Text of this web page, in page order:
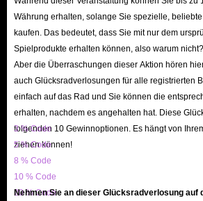
Währung erhalten, solange Sie spezielle,
kaufen. Das bedeutet, dass Sie mit nur dem
Spielprodukte erhalten können, also warum nicht?
Aber die Überraschungen dieser Aktion hören
auch Glücksradverlosungen für alle registrierten
einfach auf das Rad und Sie können die
erhalten, nachdem es angehalten hat. Diese
folgenden 10 Gewinnoptionen. Es hängt von
ziehen können!
3 % Code
5 % Code
8 % Code
10 % Code
20 % Code
Nehmen Sie an dieser Glücksradverlosung auf